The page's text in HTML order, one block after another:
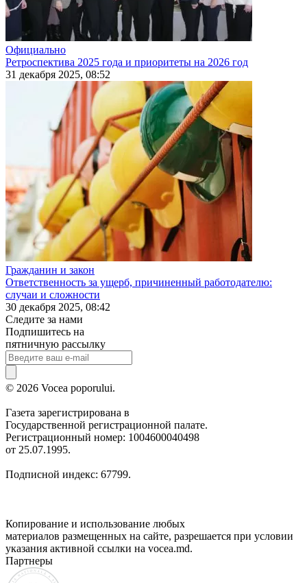
Официально
Ретроспектива 2025 года и приоритеты на 2026 год
31 декабря 2025, 08:52
Гражданин и закон
Ответственность за ущерб, причиненный работодателю:
случаи и сложности
30 декабря 2025, 08:42
Следите за нами
Подпишитесь на
пятничную рассылку
© 2026 Vocea poporului.
Газета зарегистрирована в
Государственной регистрационной палате.
Регистрационный номер: 1004600040498
от 25.07.1995.
Подписной индекс: 67799.
Копирование и использование любых
материалов размещенных на сайте, разрешается при условии
указания активной ссылки на vocea.md.
Партнеры